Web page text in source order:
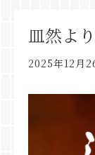
皿然よ
2025年12月